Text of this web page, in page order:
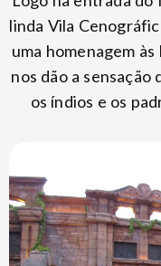
linda Vila
uma homenagem
nos dão a sensação
os índios e os